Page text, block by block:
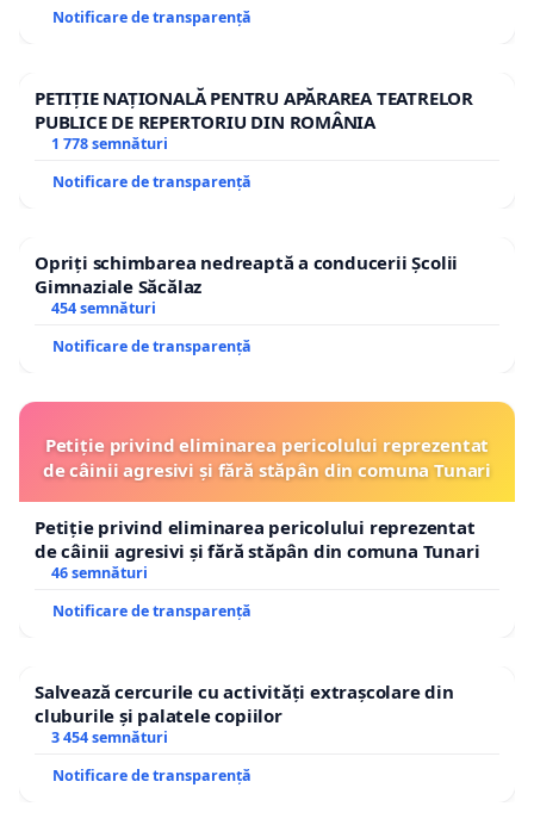
Notificare de transparență
PETIȚIE NAȚIONALĂ PENTRU APĂRAREA TEATRELOR
PUBLICE DE REPERTORIU DIN ROMÂNIA
1 778 semnături
Notificare de transparență
Opriți schimbarea nedreaptă a conducerii Școlii
Gimnaziale Săcălaz
454 semnături
Notificare de transparență
Petiție privind eliminarea pericolului reprezentat
de câinii agresivi și fără stăpân din comuna Tunari
Petiție privind eliminarea pericolului reprezentat
de câinii agresivi și fără stăpân din comuna Tunari
46 semnături
Notificare de transparență
Salvează cercurile cu activități extrașcolare din
cluburile și palatele copiilor
3 454 semnături
Notificare de transparență